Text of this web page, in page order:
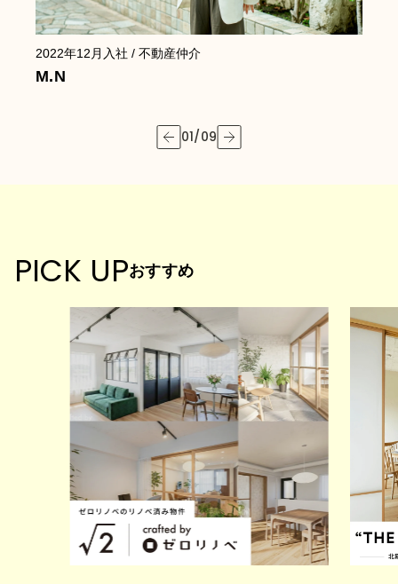
2022年12月 入社 / 不動産仲介
M.N
01/09
PICK UPおすすめ